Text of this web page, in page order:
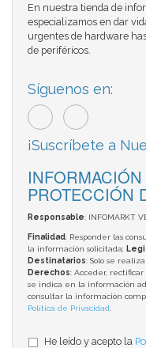
En nuestra tienda de
especializamos en dar
urgentes de hardware
de periféricos.
Síguenos en:
¡Suscríbete a
PROTECCIÓN
Responsable: INFOMARKT
Finalidad: Responder las
la información solicitada;
Destinatarios: Solo se
Derechos: Acceder, rectificar
se indica en la información
consultar la información
Política de Privacidad
He leído y acepto la